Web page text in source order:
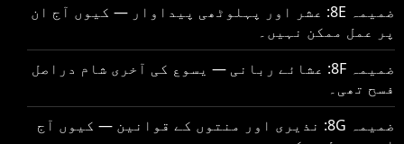
ضمیمہ 8E: عشر اور پہلوٹھی پیداوار — کیوں آج ان
پر عمل ممکن نہیں۔
ضمیمہ 8F: عشائے ربانی — یسوع کی آخری شام دراصل
فسح تھی۔
ضمیمہ 8G: نذیری اور منتوں کے قوانین — کیوں آج